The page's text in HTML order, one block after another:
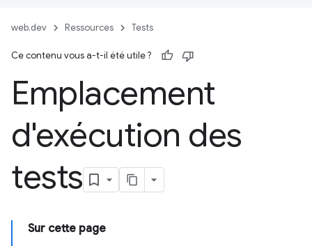
web.dev Ressources Tests
Ce contenu vous a-t-il été utile ?
Emplacement
d'exécution des
tests
Sur cette page